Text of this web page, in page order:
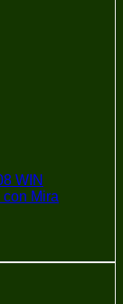
WIN
Mira